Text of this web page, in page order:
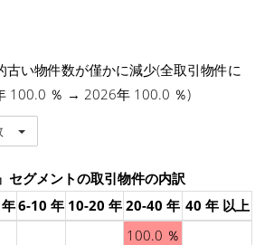
古い物件数が僅かに減少(全取引物件に
100.0 ％ → 2026年 100.0 ％)
セグメントの取引物件の内訳
6-10 年 10-20 年 20-40 年 40 年 以上
100.0 ％